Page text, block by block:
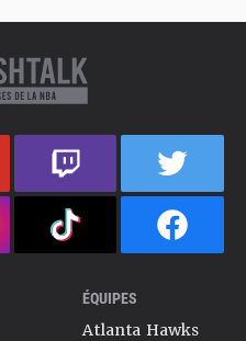
ÉQUIPES
Atlanta Hawks